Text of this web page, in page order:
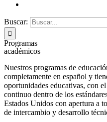
Buscar:
Programas
académicos
Nuestros programas de
completamente en español y
oportunidades educativas, con
continuo dentro de los
Estados Unidos con apertura a
de intercambio y desarrollo